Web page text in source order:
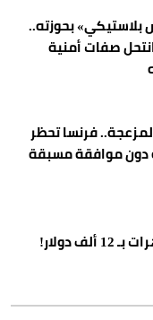
بحوزته..
صفات أمنية
فرنسا تحظر
دون موافقة مسبقة
دولار!